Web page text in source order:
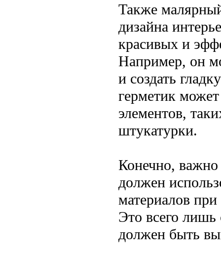
Также
дизайна
красивых и
Например, он
и создать
герметик
элементов,
штукатурки.
Конечно, важно
должен
материалов при
Это всего лишь
должен быть